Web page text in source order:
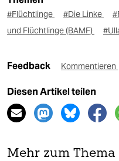
#Flüchtlinge #Die Linke
und Flüchtlinge (BAMF)
Feedback Kommentieren
Diesen Artikel teilen
Mehr zum Thema